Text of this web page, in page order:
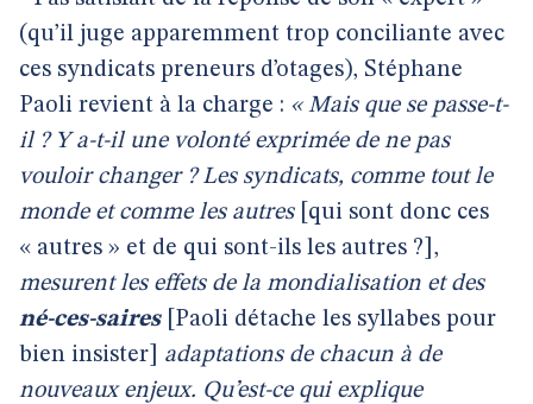
(qu’il juge apparemment trop conciliante avec
ces syndicats preneurs d’otages), Stéphane
Paoli revient à la charge : « Mais que se passe-t-
il ? Y a-t-il une volonté exprimée de ne pas
vouloir changer ? Les syndicats, comme tout le
monde et comme les autres [qui sont donc ces
« autres » et de qui sont-ils les autres ?],
mesurent les effets de la mondialisation et des
né-ces-saires
[Paoli détache les syllabes pour
bien insister]
adaptations de chacun à de
nouveaux enjeux. Qu’est-ce qui explique